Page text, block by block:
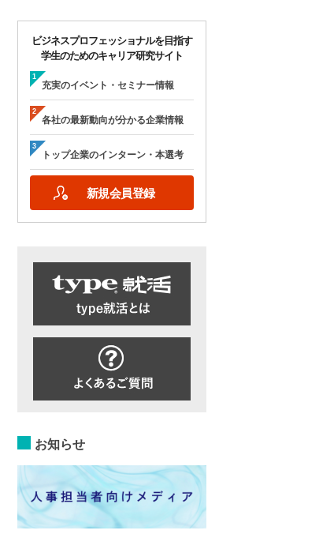
【28卒/オンライン合説】エン
ジニア志望者のための早期選
考＆インターンシップ・ラボ
エントリーする
【28卒/オンライン】人
ためのOB・OG座談会＞
ビジネスプロフェッショナルを目指す
学生のためのキャリア研究サイト
充実のイベント・セミナー情報
各社の最新動向が分かる企業情報
トップ企業のインターン・本選考
新規会員登録
お知らせ